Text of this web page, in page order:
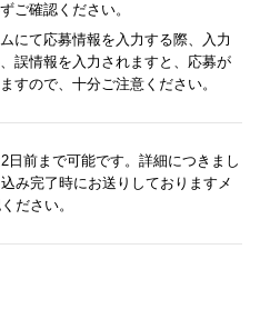
ご確認ください。
にて応募情報を入力する際、入力
誤情報を入力されますと、応募が
すので、十分ご注意ください。
日前まで可能です。詳細につきまし
み完了時にお送りしておりますメ
ださい。